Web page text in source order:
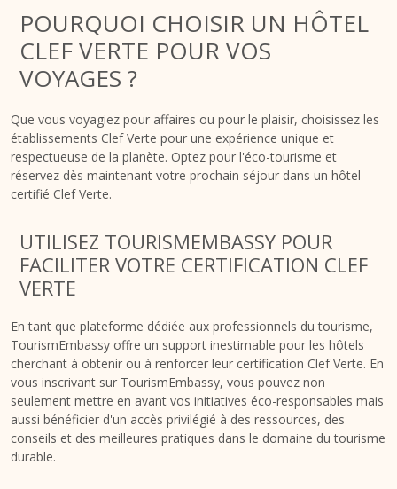
POURQUOI CHOISIR UN HÔTEL
CLEF VERTE POUR VOS
VOYAGES ?
Que vous voyagiez pour affaires ou pour le plaisir, choisissez les
établissements Clef Verte pour une expérience unique et
respectueuse de la planète. Optez pour l'éco-tourisme et
réservez dès maintenant votre prochain séjour dans un hôtel
certifié Clef Verte.
UTILISEZ TOURISMEMBASSY POUR
FACILITER VOTRE CERTIFICATION CLEF
VERTE
En tant que plateforme dédiée aux professionnels du tourisme,
TourismEmbassy offre un support inestimable pour les hôtels
cherchant à obtenir ou à renforcer leur certification Clef Verte. En
vous inscrivant sur TourismEmbassy, vous pouvez non
seulement mettre en avant vos initiatives éco-responsables mais
aussi bénéficier d'un accès privilégié à des ressources, des
conseils et des meilleures pratiques dans le domaine du tourisme
durable.